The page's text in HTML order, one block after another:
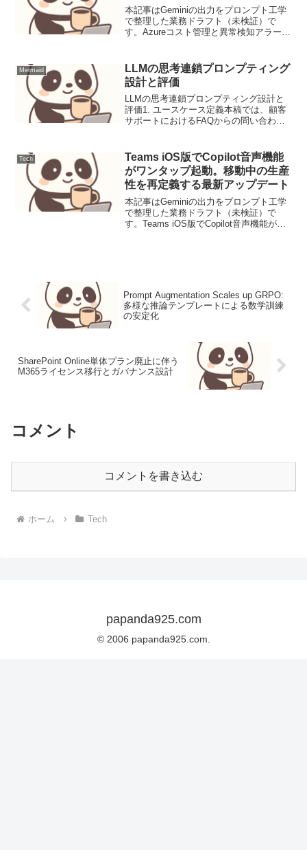
本記事はGeminiの出力をプロンプト工学
で整理した業務ドラフト（未検証）で
す。Azureコスト管理と異常検知アラート
せぬ支出を防ぎ、クラウドサービス利用
の効率を...
Mermaid
LLMの思考連鎖プロンプティング
設計と評価
LLMの思考連鎖プロンプティング設計と
評価1. ユースケース定義本稿では、顧客
サポートにおけるFAQからの問い合わせ
答を提示するだけでなく、なぜその回答
に至ったのかの...
Tech
Teams iOS版でCopilot音声機能
がワンタップ起動。移動中の生産
性を再定義する最新アップデート
本記事はGeminiの出力をプロンプト工学
で整理した業務ドラフト（未検証）で
す。Teams iOS版でCopilot音声機能がワ
Prompt Augmentation Scales up GRPO:
多様な推論テンプレートによる数学訓練
の安定化
SharePoint Online単体プラン廃止に伴う
M365ライセンス移行とガバナンス設計
コメント
コメントを書き込む
ホーム Tech
papanda925.com
© 2006 papanda925.com.